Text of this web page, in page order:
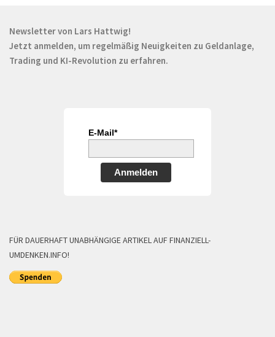
Newsletter von Lars Hattwig!
Jetzt anmelden, um regelmäßig Neuigkeiten zu Geldanlage,
Trading und KI-Revolution zu erfahren.
E-Mail*
Anmelden
FÜR DAUERHAFT UNABHÄNGIGE ARTIKEL AUF FINANZIELL-
UMDENKEN.INFO!